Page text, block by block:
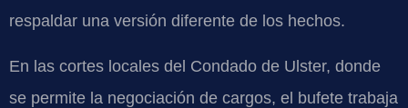
respaldar una versión diferente de los hechos.
En las cortes locales del Condado de Ulster, donde
se permite la negociación de cargos, el bufete trabaja